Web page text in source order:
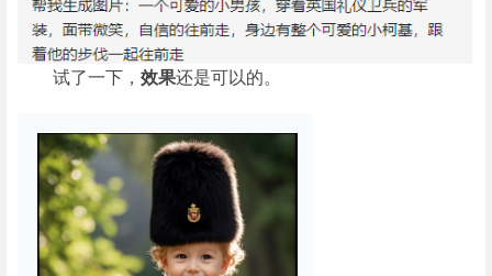
试了一下， 效果还是可以的。